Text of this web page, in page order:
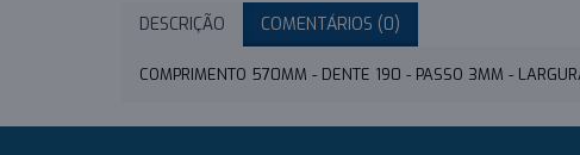
DESCRIÇÃO COMENTÁRIOS (0)
COMPRIMENTO 570MM - DENTE 190 - PASSO 3MM -